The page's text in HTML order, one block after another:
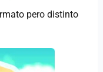
pero distinto